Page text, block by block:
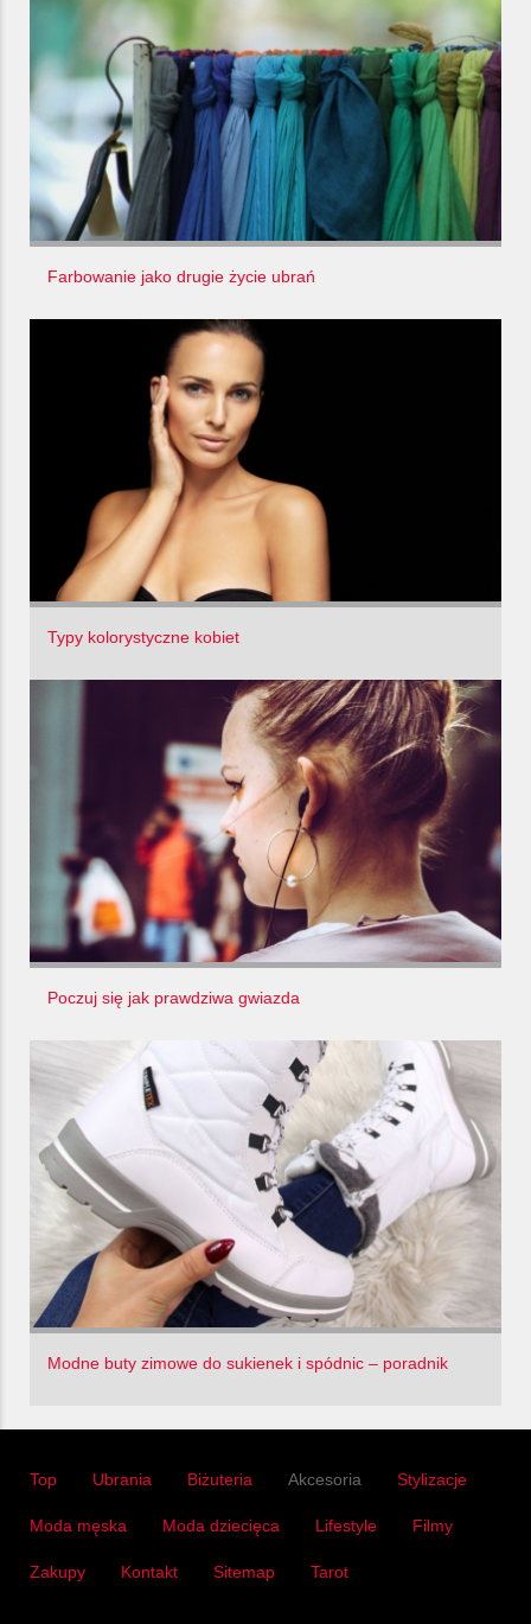
Farbowanie jako drugie życie ubrań
Typy kolorystyczne kobiet
Poczuj się jak prawdziwa gwiazda
Modne buty zimowe do sukienek i spódnic – poradnik
Top Ubrania Biżuteria Akcesoria Stylizacje
Moda męska Moda dziecięca Lifestyle Filmy
Zakupy Kontakt Sitemap Tarot